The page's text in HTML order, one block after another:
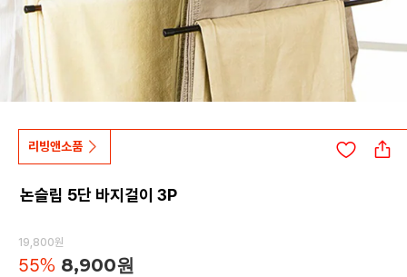
리빙앤소품
논슬립 5단 바지걸이 3P
19,800원
55% 8,900원